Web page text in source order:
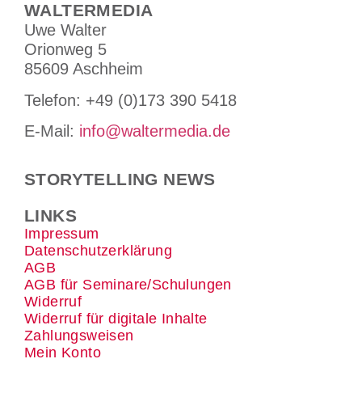
WALTERMEDIA
Uwe Walter
Orionweg 5
85609 Aschheim
Tele­fon: +49 (0)173 390 5418
E-Mail: info@waltermedia.de
STORYTELLING NEWS
LINKS
Impressum
Datenschutzerklärung
AGB
AGB für Seminare/Schulungen
Widerruf
Widerruf für digitale Inhalte
Zahlungsweisen
Mein Konto